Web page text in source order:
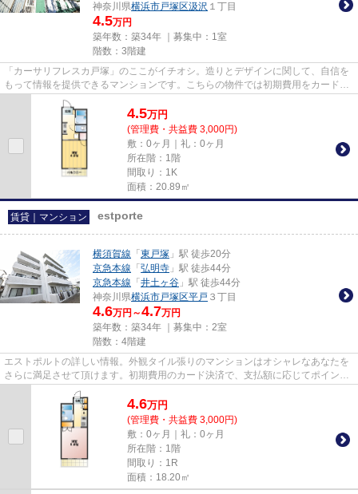
神奈川県横浜市戸塚区汲沢 １丁目
4.5万円
築年数：築34年 ｜募集中： 1室
階数：3階建
「カーサリフレスカ戸塚」のここがイチオシ。造りとデザインに関して、自信を
もって情報を提供できるマンションです。こちらの物件では初期費用をカードで
お支払いいただけます。ブル...
4.5万円
(管理費・共益費 3,000円)
敷：0ヶ月｜礼：0ヶ月
所在階：1階
間取り：1K
面積：20.89㎡
賃貸｜マンション estporte
横須賀線 「 東戸塚 」駅 徒歩20分
京急本線 「 弘明寺 」駅 徒歩44分
京急本線 「 井土ヶ谷 」駅 徒歩44分
神奈川県横浜市戸塚区平戸 ３丁目
4.6万円～4.7万円
築年数：築34年 ｜募集中： 2室
階数：4階建
エストポルトの詳しい情報。外観タイル張りのマンションはオシャレなあなたを
さらに満足させて頂けます。初期費用のカード決済で、支払額に応じてポイント
が貯まりますよ。内見のご連...
4.6万円
(管理費・共益費 3,000円)
敷：0ヶ月｜礼：0ヶ月
所在階：1階
間取り：1R
面積：18.20㎡